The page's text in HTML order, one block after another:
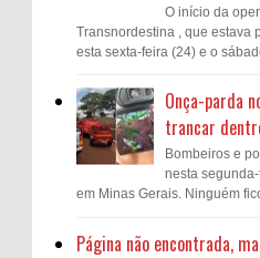
O início da
Transnordestina , que estava
esta sexta-feira (24) e o
Onça-parda
trancar
Bombeiros e
nesta
em Minas Gerais. Ninguém
Página não encontrada,